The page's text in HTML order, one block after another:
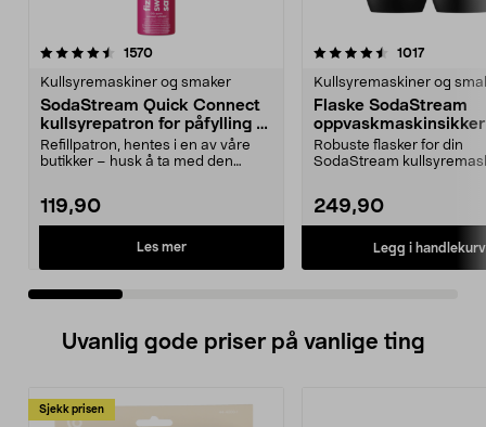
1570anmeldelser
Kullsyremaskiner og smaker
SodaStream Quick Connect
kullsyrepatron for påfylling /
innbytte, 60 liter
Refillpatron, hentes i en av våre
butikker – husk å ta med den
119,90
Les mer
4.5 av 5 stjerner 1017
Kullsyremaskiner og
Flaske SodaStream
oppvaskmaskinsikker
liter, 2-pakning
Robuste flasker for din
SodaStream
249,90
Legg i handlekurv
4.5 av 5 stjerner
Uvanlig gode priser på vanlige ting
Sjekk prisen